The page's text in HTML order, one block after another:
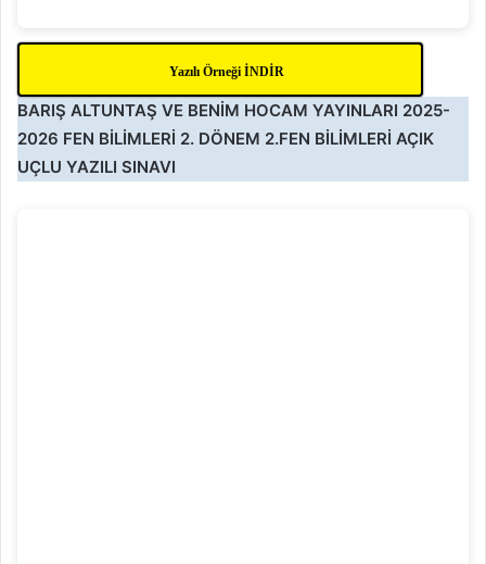
Yazılı Örneği İNDİR
BARIŞ ALTUNTAŞ VE BENIM HOCAM YAYINLARI 2025-
2026 FEN BİLİMLERİ 2. DÖNEM 2.FEN BİLİMLERİ AÇIK
UÇLU YAZILI SINAVI